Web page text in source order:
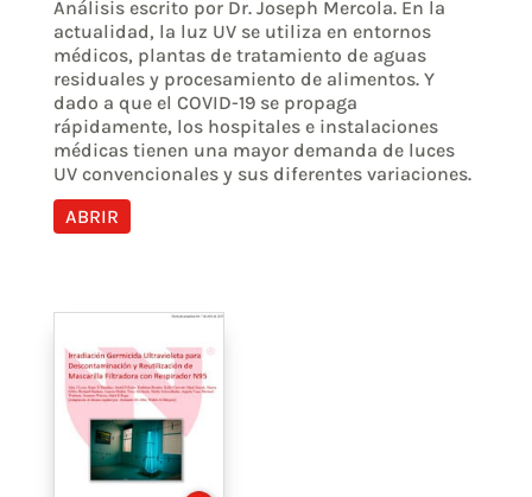
Análisis escrito por Dr. Joseph Mercola. En la
actualidad, la luz UV se utiliza en entornos
médicos, plantas de tratamiento de aguas
residuales y procesamiento de alimentos. Y
dado a que el COVID-19 se propaga
rápidamente, los hospitales e instalaciones
médicas tienen una mayor demanda de luces
UV convencionales y sus diferentes variaciones.
ABRIR